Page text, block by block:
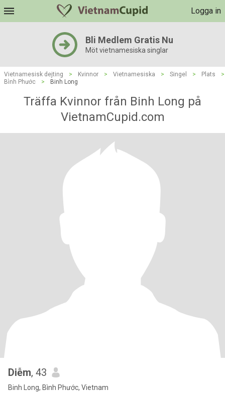
Logga in
Bli Medlem Gratis Nu
Möt vietnamesiska singlar
Vietnamesisk dejting > Kvinnor > Vietnamesiska > Singel > Plats
>
Bình Phước
> Binh Long
Träffa Kvinnor från Binh Long på
VietnamCupid.com
Diễm, 43
Binh Long, Bình Phước, Vietnam